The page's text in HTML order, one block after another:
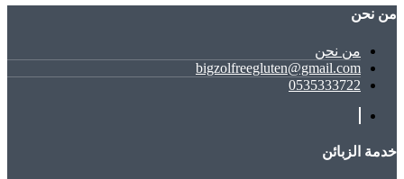
ﻣﻦ ﻧﺤﻦ
ﻣﻦ ﻧﺤﻦ
bigzolfreegluten@gmail.com
0535333722
خدمة الزبائن